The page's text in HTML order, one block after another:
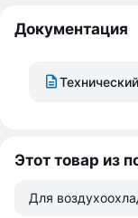
Документация
Этот товар из
Для